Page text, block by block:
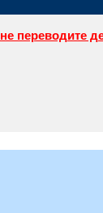
не переводите